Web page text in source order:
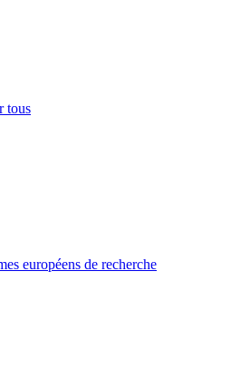
tous
européens de recherche